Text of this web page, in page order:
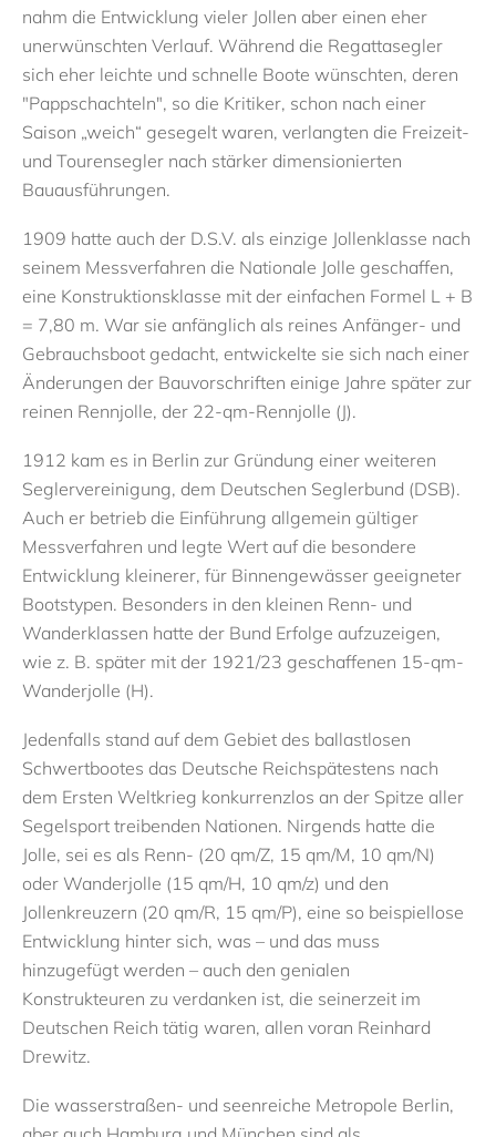
nahm die Entwicklung vieler Jollen aber einen eher
unerwünschten Verlauf. Während die Regattasegler
sich eher leichte und schnelle Boote wünschten, deren
"Pappschachteln", so die Kritiker, schon nach einer
Saison „weich“ gesegelt waren, verlangten die Freizeit-
und Tourensegler nach stärker dimensionierten
Bauausführungen.
1909 hatte auch der D.S.V. als einzige Jollenklasse nach
seinem Messverfahren die Nationale Jolle geschaffen,
eine Konstruktionsklasse mit der einfachen Formel L + B
= 7,80 m. War sie anfänglich als reines Anfänger- und
Gebrauchsboot gedacht, entwickelte sie sich nach einer
Änderungen der Bauvorschriften einige Jahre später zur
reinen Rennjolle, der 22-qm-Rennjolle (J).
1912 kam es in Berlin zur Gründung einer weiteren
Seglervereinigung, dem Deutschen Seglerbund (DSB).
Auch er betrieb die Einführung allgemein gültiger
Messverfahren und legte Wert auf die besondere
Entwicklung kleinerer, für Binnengewässer geeigneter
Bootstypen. Besonders in den kleinen Renn- und
Wanderklassen hatte der Bund Erfolge aufzuzeigen,
wie z. B. später mit der 1921/23 geschaffenen 15-qm-
Wanderjolle (H).
Jedenfalls stand auf dem Gebiet des ballastlosen
Schwertbootes das Deutsche Reichspätestens nach
dem Ersten Weltkrieg konkurrenzlos an der Spitze aller
Segelsport treibenden Nationen. Nirgends hatte die
Jolle, sei es als Renn- (20 qm/Z, 15 qm/M, 10 qm/N)
oder Wanderjolle (15 qm/H, 10 qm/z) und den
Jollenkreuzern (20 qm/R, 15 qm/P), eine so beispiellose
Entwicklung hinter sich, was – und das muss
hinzugefügt werden – auch den genialen
Konstrukteuren zu verdanken ist, die seinerzeit im
Deutschen Reich tätig waren, allen voran Reinhard
Drewitz.
Die wasserstraßen- und seenreiche Metropole Berlin,